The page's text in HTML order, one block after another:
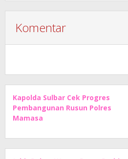
Komentar
Kapolda Sulbar Cek Progres
Pembangunan Rusun Polres
Mamasa